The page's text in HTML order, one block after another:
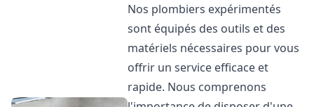
Nos plombiers expérimentés
sont équipés des outils et des
matériels nécessaires pour vous
offrir un service efficace et
rapide. Nous comprenons